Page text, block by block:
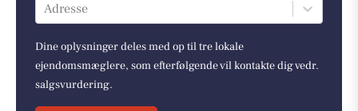
Adresse
Dine oplysninger deles med op til tre lokale
ejendomsmæglere, som efterfølgende vil kontakte dig vedr.
salgsvurdering.